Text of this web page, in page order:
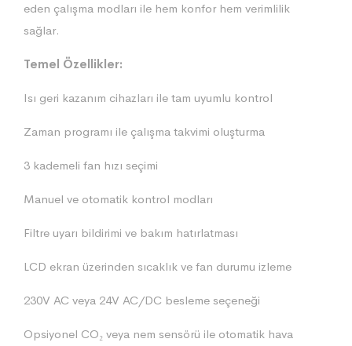
eden çalışma modları ile hem konfor hem verimlilik
sağlar.
Temel Özellikler:
Isı geri kazanım cihazları ile tam uyumlu kontrol
Zaman programı ile çalışma takvimi oluşturma
3 kademeli fan hızı seçimi
Manuel ve otomatik kontrol modları
Filtre uyarı bildirimi ve bakım hatırlatması
LCD ekran üzerinden sıcaklık ve fan durumu izleme
230V AC veya 24V AC/DC besleme seçeneği
Opsiyonel CO₂ veya nem sensörü ile otomatik hava